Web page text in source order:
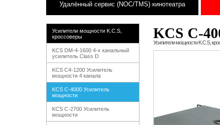
Удалённый сервис (NOC/TMS) кинотеатра
Усилители мощности K.C.S,
кроссоверы
KCS DM-4-1600 4-х канальный
усилитель Class D
KCS C4-1200 Усилитель
мощности 4 канала
KCS C-4000 Усилитель
мощности
KCS C-2700 Усилитель
мощности
KCS C-
Усилители мощности K.C.S,